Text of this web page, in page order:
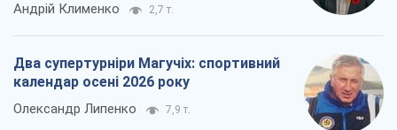
Андрій Клименко 2,7 т.
Два супертурніри Магучіх: спортивний
календар осені 2026 року
Олександр Липенко 7,9 т.